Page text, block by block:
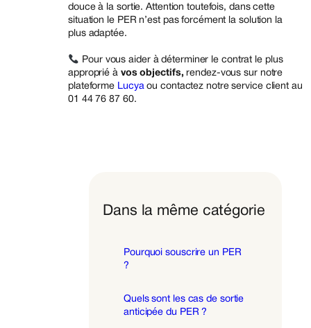
douce à la sortie. Attention toutefois, dans cette
situation le PER n’est pas forcément la solution la
plus adaptée.
Pour vous aider à déterminer le contrat le plus
approprié à vos objectifs, rendez-vous sur notre
plateforme Lucyaou contactez notre service client au
01 44 76 87 60.
Dans la même catégorie
Pourquoi souscrire un PER
?
Quels sont les cas de sortie
anticipée du PER ?